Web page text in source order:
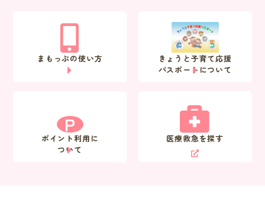
まもっぷの使い方
きょうと子育て応援
パスポートについて
P
ポイント利用に
ついて
医療救急を探す